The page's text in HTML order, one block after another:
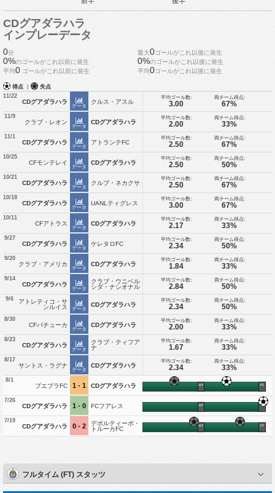
CDグアダラハラ
インプレーデータ
0分 最大0ゴールがこれ以後に発生
0%のゴールがこれ以前に発生 0%のゴールがこれ以後に発生
平均0 ゴールがこれ以前に発生 平均0ゴールがこれ以後に発生
得点
失点
11/22
CDグアダラハラ
データ
クルス・アスル
平均ゴール数:
3.00
両チーム得点:
67%
11/9
クラブ・レオン
データ
CDグアダラハラ
平均ゴール数:
2.00
両チーム得点:
33%
11/1
CDグアダラハラ
データ
アトランテFC
平均ゴール数:
2.50
両チーム得点:
67%
10/25
CFモンテレイ
データ
CDグアダラハラ
平均ゴール数:
2.50
両チーム得点:
50%
10/21
CDグアダラハラ
データ
クルブ・ネカクサ
平均ゴール数:
2.50
両チーム得点:
67%
10/18
CDグアダラハラ
データ
UANLティグレス
平均ゴール数:
3.00
両チーム得点:
67%
10/11
CFアトラス
データ
CDグアダラハラ
平均ゴール数:
2.17
両チーム得点:
33%
9/27
CDグアダラハラ
データ
ケレタロFC
平均ゴール数:
2.34
両チーム得点:
50%
9/20
クラブ・アメリカ
データ
CDグアダラハラ
平均ゴール数:
1.84
両チーム得点:
33%
9/14
CDグアダラハラ
データ
クラブ・ウニベル
シダ・ナシオナル
平均ゴール数:
2.84
両チーム得点:
50%
9/6
アトレティコ・サ
ンルイス
データ
CDグアダラハラ
平均ゴール数:
2.34
両チーム得点:
50%
8/30
CFパチューカ
データ
CDグアダラハラ
平均ゴール数:
2.00
両チーム得点:
33%
8/23
CDグアダラハラ
データ
クラブ・ティフア
ナ
平均ゴール数:
1.67
両チーム得点:
33%
8/17
サントス・ラグナ
データ
CDグアダラハラ
平均ゴール数:
2.34
両チーム得点:
33%
8/1
プエブラFC 1 - 1 CDグアダラハラ HT FT
7/26
CDグアダラハラ 1 - 0 FCフアレス HT FT
7/19
CDグアダラハラ 0 - 2
デポルティーボ・
トルーカFC
HT FT
フルタイム (FT) スタッツ